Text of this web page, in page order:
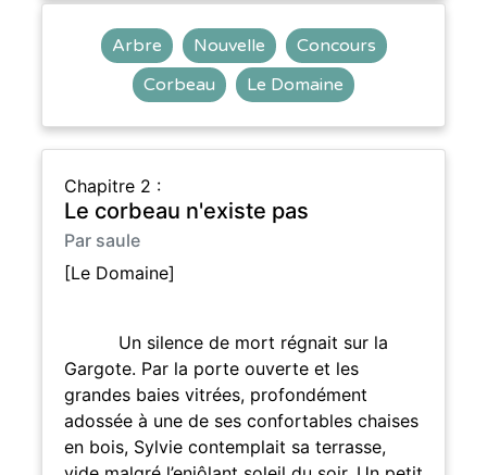
Arbre Nouvelle
Concours
Corbeau
Le Domaine
Chapitre 2 :
Le corbeau n'existe pas
Par saule
[Le Domaine]
Un silence de mort régnait sur la
Gargote. Par la porte ouverte et les
grandes baies vitrées, profondément
adossée à une de ses confortables chaises
en bois, Sylvie contemplait sa terrasse,